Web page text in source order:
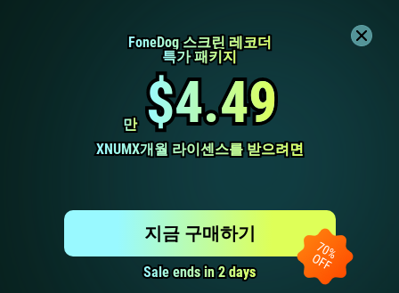
FoneDog 스크린 레코더
FoneDog 스크린 레코더
특가 패키지
특가 패키지
만
만 $4.49
$4.49
XNUMX개월 라이센스를 받으려면
XNUMX개월 라이센스를 받으려면
Sale ends in 2 days
Sale ends in 2 days
지금 구매하기